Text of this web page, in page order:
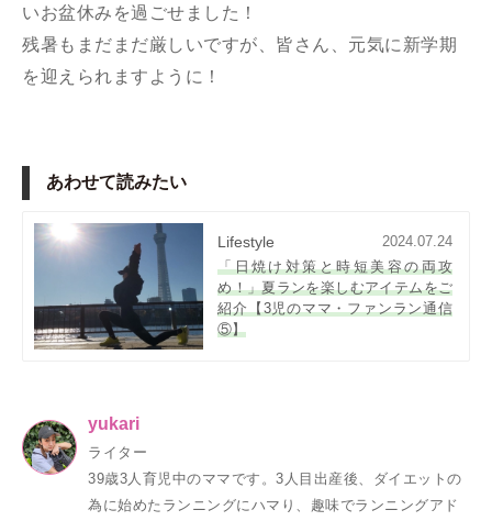
いお盆休みを過ごせました！
残暑もまだまだ厳しいですが、皆さん、元気に新学期
を迎えられますように！
あわせて読みたい
Lifestyle
2024.07.24
「日焼け対策と時短美容の両攻
め！」夏ランを楽しむアイテムをご
紹介【3児のママ・ファンラン通信
⑤】
yukari
ライター
39歳3人育児中のママです。3人目出産後、ダイエットの
為に始めたランニングにハマり、趣味でランニングアド